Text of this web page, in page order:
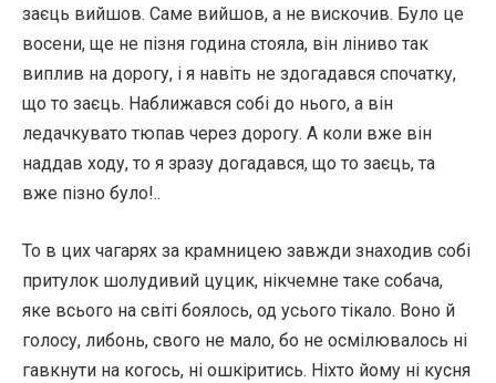
заєць вийшов. Саме вийшов, а не вискочив. Було це
восени, ще не пізня година стояла, він ліниво так
виплив на дорогу, і я навіть не здогадався спочатку,
що то заєць. Наближався собі до нього, а він
ледачкувато тюпав через дорогу. А коли вже він
наддав ходу, то я зразу догадався, що то заєць, та
вже пізно було!..
То в цих чагарях за крамницею завжди знаходив собі
притулок шолудивий цуцик, нікчемне таке собача,
яке всього на світі боялось, од усього тікало. Воно й
голосу, либонь, свого не мало, бо не осмілювалось ні
гавкнути на когось, ні ошкіритись. Ніхто йому ні кусня